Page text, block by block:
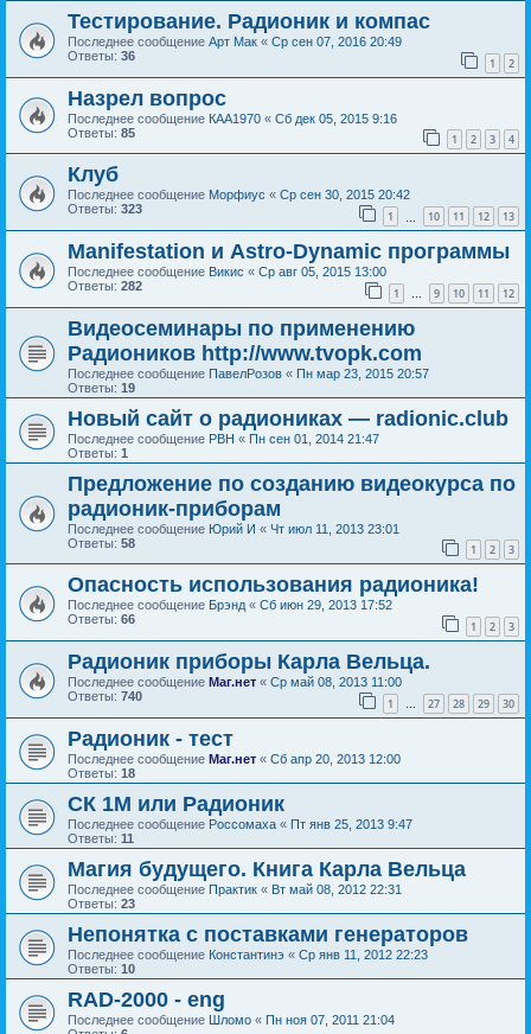
Тестирование. Радионик и компас
Последнее сообщение Арт Мак « Ср сен 07, 2016 20:49
Ответы: 36 1 2
Назрел вопрос
Последнее сообщение КАА1970 « Сб дек 05, 2015 9:16
Ответы: 85 1 2 3 4
Клуб
Последнее сообщение Морфиус « Ср сен 30, 2015 20:42
Ответы: 323 1 10 11 12 13
Manifestation и Astro-Dynamic программы
Последнее сообщение Викис « Ср авг 05, 2015 13:00
Ответы: 282 1 … 9 10 11 12
Видеосеминары по применению
Радиоников http://www.tvopk.com
Последнее сообщение ПавелРозов « Пн мар 23, 2015 20:57
Ответы: 19
Новый сайт о радиониках — radionic.club
Последнее сообщение РВН « Пн сен 01, 2014 21:47
Ответы: 1
Предложение по созданию видеокурса по
радионик-приборам
Последнее сообщение Юрий И « Чт июл 11, 2013 23:01
Ответы: 58 1 2 3
Опасность использования радионика!
Последнее сообщение Брэнд « Сб июн 29, 2013 17:52
Ответы: 66 1 2 3
Радионик приборы Карла Вельца.
Последнее сообщение Маг.нет « Ср май 08, 2013 11:00
Ответы: 740 1 … 27 28 29 30
Радионик - тест
Последнее сообщение Маг.нет « Сб апр 20, 2013 12:00
Ответы: 18
СК 1М или Радионик
Последнее сообщение Россомаха « Пт янв 25, 2013 9:47
Ответы: 11
Магия будущего. Книга Карла Вельца
Последнее сообщение Практик « Вт май 08, 2012 22:31
Ответы: 23
Непонятка с поставками генераторов
Последнее сообщение Константинэ « Ср янв 11, 2012 22:23
Ответы: 10
RAD-2000 - eng
Последнее сообщение Шломо « Пн ноя 07, 2011 21:04